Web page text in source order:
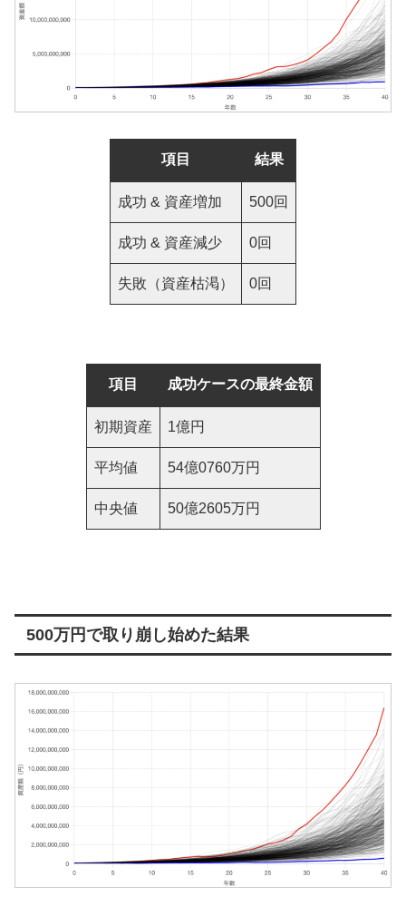
項目 結果
成功 & 資産増加 500回
成功 & 資産減少 0回
失敗（資産枯渇） 0回
項目 成功ケースの最終金額
初期資産 1億円
平均値 54億0760万円
中央値 50億2605万円
500万円で取り崩し始めた結果